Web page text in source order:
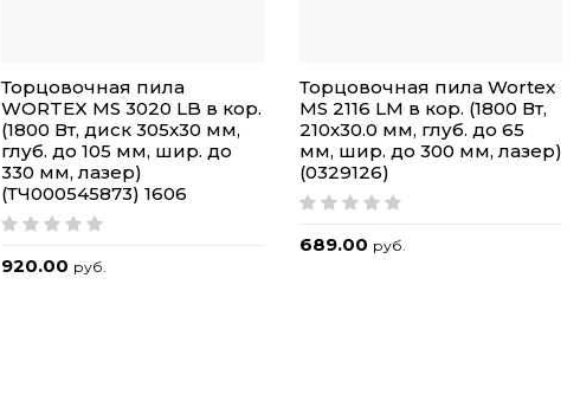
Торцовочная пила
WORTEX MS 3020 LB в кор.
(1800 Вт, диск 305х30 мм,
глуб. до 105 мм, шир. до
330 мм, лазер)
(ТЧ000545873) 1606
920.00 руб.
Торцовочная пила Wortex
MS 2116 LM в кор. (1800 Вт,
210х30.0 мм, глуб. до 65
мм, шир. до 300 мм, лазер)
(0329126)
689.00 руб.